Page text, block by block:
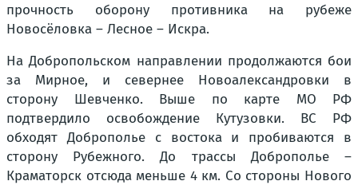
прочность оборону противника на рубеже
Новосёловка – Лесное – Искра.
На Добропольском направлении продолжаются бои
за Мирное, и севернее Новоалександровки в
сторону Шевченко. Выше по карте МО РФ
подтвердило освобождение Кутузовки. ВС РФ
обходят Доброполье с востока и пробиваются в
сторону Рубежного. До трассы Доброполье –
Краматорск отсюда меньше 4 км. Со стороны Нового